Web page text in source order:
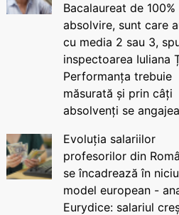
Bacalaureat de 100%
absolvire, sunt care
cu media 2 sau 3,
inspectoarea Iuliana
Performanța trebuie
măsurată și prin câți
absolvenți se
Evoluția salariilor
profesorilor din
se încadrează în
model european -
Eurydice: salariul